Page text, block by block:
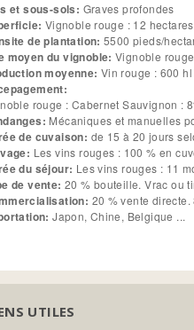
et sous-sols: Graves profondes
Vignoble rouge : 12 hectares
de plantation:5500 pieds/
moyen du vignoble:Vignoble
moyenne: Vin rouge : 600 hl
rouge : Cabernet Sauvignon :
Mécaniques et manuelles
de cuvaison: de 15 à 20 jours
Les vins rouges : 100 % en
du séjour: Les vins rouges : 11
de vente: 20 % bouteille. Vrac ou
20 % vente
Japon, Chine, Belgique ...
UTILES